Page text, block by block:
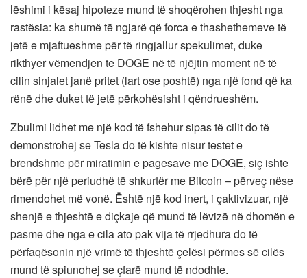
lëshimi i kësaj hipoteze mund të shoqërohen thjesht nga
rastësia: ka shumë të ngjarë që forca e thashethemeve të
jetë e mjaftueshme për të ringjallur spekulimet, duke
rikthyer vëmendjen te DOGE në të njëjtin moment në të
cilin sinjalet janë pritet (lart ose poshtë) nga një fond që ka
rënë dhe duket të jetë përkohësisht i qëndrueshëm.
Zbulimi lidhet me një kod të fshehur sipas të cilit do të
demonstrohej se Tesla do të kishte nisur testet e
brendshme për miratimin e pagesave me DOGE, siç ishte
bërë për një periudhë të shkurtër me Bitcoin – përveç nëse
rimendohet më vonë. Është një kod inert, i çaktivizuar, një
shenjë e thjeshtë e diçkaje që mund të lëvizë në dhomën e
pasme dhe nga e cila ato pak vija të rrjedhura do të
përfaqësonin një vrimë të thjeshtë çelësi përmes së cilës
mund të spiunohej se çfarë mund të ndodhte.